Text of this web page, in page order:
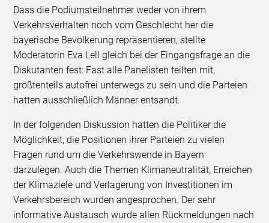
Dass die Podiumsteilnehmer weder von ihrem
Verkehrsverhalten noch vom Geschlecht her die
bayerische Bevölkerung repräsentieren, stellte
Moderatorin Eva Lell gleich bei der Eingangsfrage an die
Diskutanten fest: Fast alle Panelisten teilten mit,
größtenteils autofrei unterwegs zu sein und die Parteien
hatten ausschließlich Männer entsandt.
In der folgenden Diskussion hatten die Politiker die
Möglichkeit, die Positionen ihrer Parteien zu vielen
Fragen rund um die Verkehrswende in Bayern
darzulegen. Auch die Themen Klimaneutralität, Erreichen
der Klimaziele und Verlagerung von Investitionen im
Verkehrsbereich wurden angesprochen. Der sehr
informative Austausch wurde allen Rückmeldungen nach